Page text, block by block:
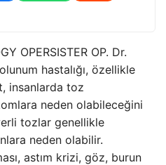
OPERSISTER OP. Dr.
hastalığı, özellikle
insanlarda toz
neden olabileceğini
tozlar genellikle
neden olabilir.
astım krizi, göz, burun